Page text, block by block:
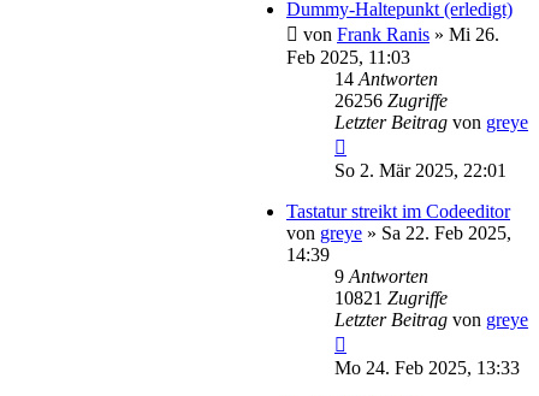
Dummy-Haltepunkt (erledigt)
von Frank Ranis » Mi 26.
Feb 2025, 11:03
14 Antworten
26256 Zugriffe
Letzter Beitrag von greye
So 2. Mär 2025, 22:01
Tastatur streikt im Codeeditor
von greye » Sa 22. Feb 2025,
14:39
9 Antworten
10821 Zugriffe
Letzter Beitrag von greye
Mo 24. Feb 2025, 13:33